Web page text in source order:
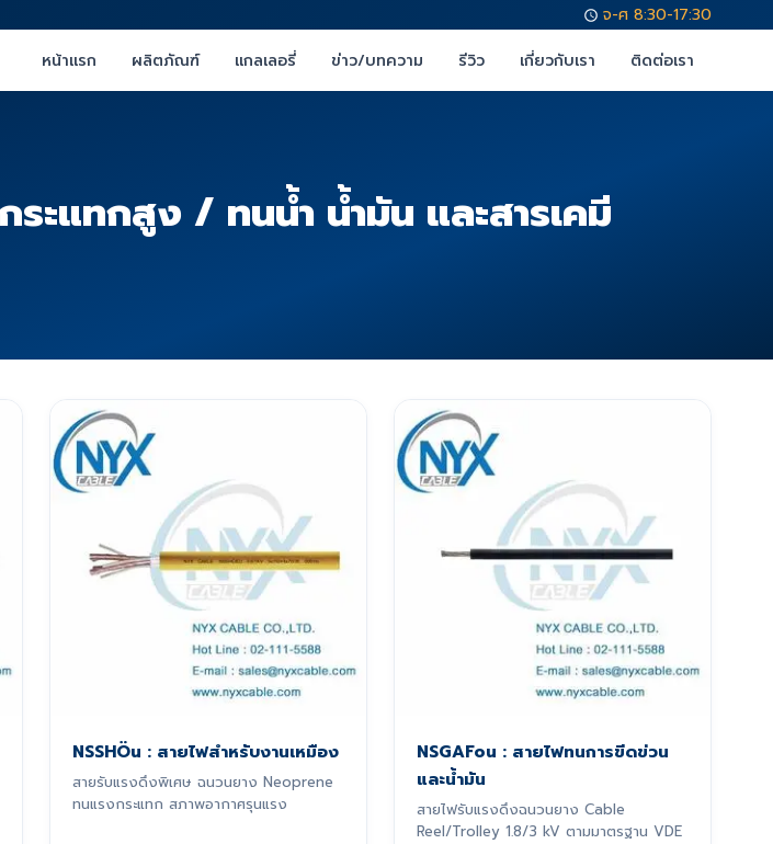
จ-ศ 8:30-17:30
หน้าแรก
ผลิตภัณฑ์ แกลเลอรี่ ข่าว/บทความ รีวิว เกี่ยวกับเรา ติดต่อเรา
ะแทกสูง / ทนน้ำ น้ำมัน และสารเคมี
NSSHÖu : สายไฟสำหรับงานเหมือง
สายรับแรงดึงพิเศษ ฉนวนยาง Neoprene
ทนแรงกระแทก สภาพอากาศรุนแรง
NSGAFou : สายไฟทนการขีดข่วน
และน้ำมัน
สายไฟรับแรงดึงฉนวนยาง Cable
Reel/Trolley 1.8/3 kV ตามมาตรฐาน VDE